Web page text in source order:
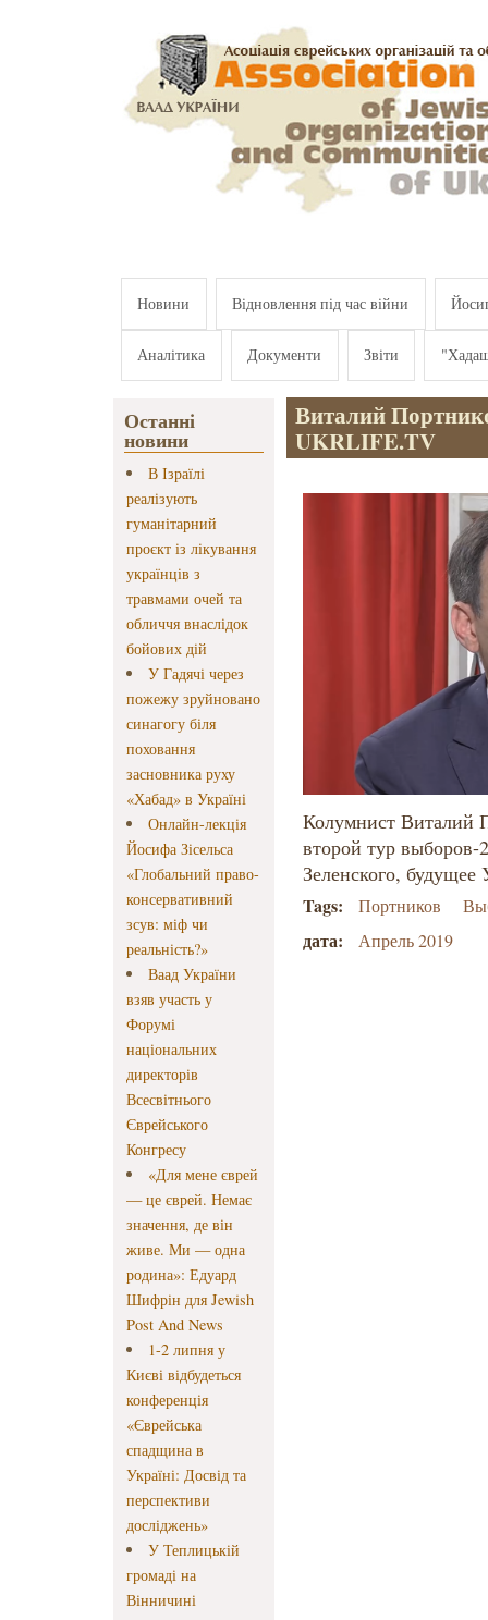
Новини Відновлення під час війни
Аналітика Документи Звіти
Останні
новини
В Ізраїлі
реалізують
гуманітарний
проєкт із лікування
українців з
травмами очей та
обличчя внаслідок
бойових дій
У Гадячі через
пожежу зруйновано
синагогу біля
поховання
засновника руху
«Хабад» в Україні
Онлайн-лекція
Йосифа Зісельса
«Глобальний право-
консервативний
зсув: міф чи
реальність?»
Ваад України
взяв участь у
Форумі
національних
директорів
Всесвітнього
Єврейського
Конгресу
«Для мене єврей
— це єврей. Немає
значення, де він
живе. Ми — одна
родина»: Едуард
Шифрін для Jewish
Post And News
1-2 липня у
Києві відбудеться
конференція
«Єврейська
спадщина в
Україні: Досвід та
перспективи
досліджень»
У Теплицькій
громаді на
Вінничині
Виталий
UKRLIFE.TV
Колумнист Виталий
второй тур
Зеленского,
Tags: Портников
дата: Апрель 2019